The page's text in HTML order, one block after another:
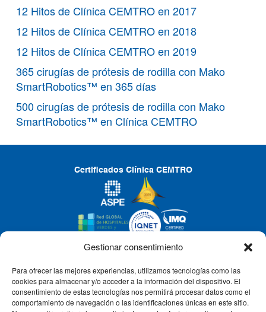
Gestionar consentimiento
Para ofrecer las mejores experiencias, utilizamos tecnologías como las
cookies para almacenar y/o acceder a la información del dispositivo. El
consentimiento de estas tecnologías nos permitirá procesar datos como el
comportamiento de navegación o las identificaciones únicas en este sitio.
12 Hitos de Clínica CEMTRO en 2017
12 Hitos de Clínica CEMTRO en 2018
12 Hitos de Clínica CEMTRO en 2019
365 cirugías de prótesis de rodilla con Mako
SmartRobotics™ en 365 días
500 cirugías de prótesis de rodilla con Mako
SmartRobotics™ en Clínica CEMTRO
Certificados Clínica CEMTRO
CLÍNICA CEMTRO